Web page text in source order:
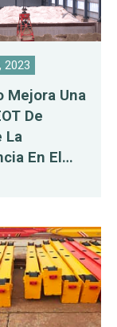
2023
Mejora Una
De
La
En El